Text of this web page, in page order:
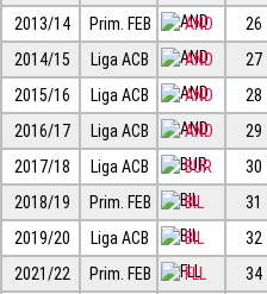
2013/14
Prim. FEB AND 26
2014/15
Liga ACB AND 27
2015/16
Liga ACB AND 28
2016/17
Liga ACB AND 29
2017/18
Liga ACB BUR 30
2018/19
Prim. FEB BIL 31
2019/20
Liga ACB BIL 32
2021/22
Prim. FEB FLL 34